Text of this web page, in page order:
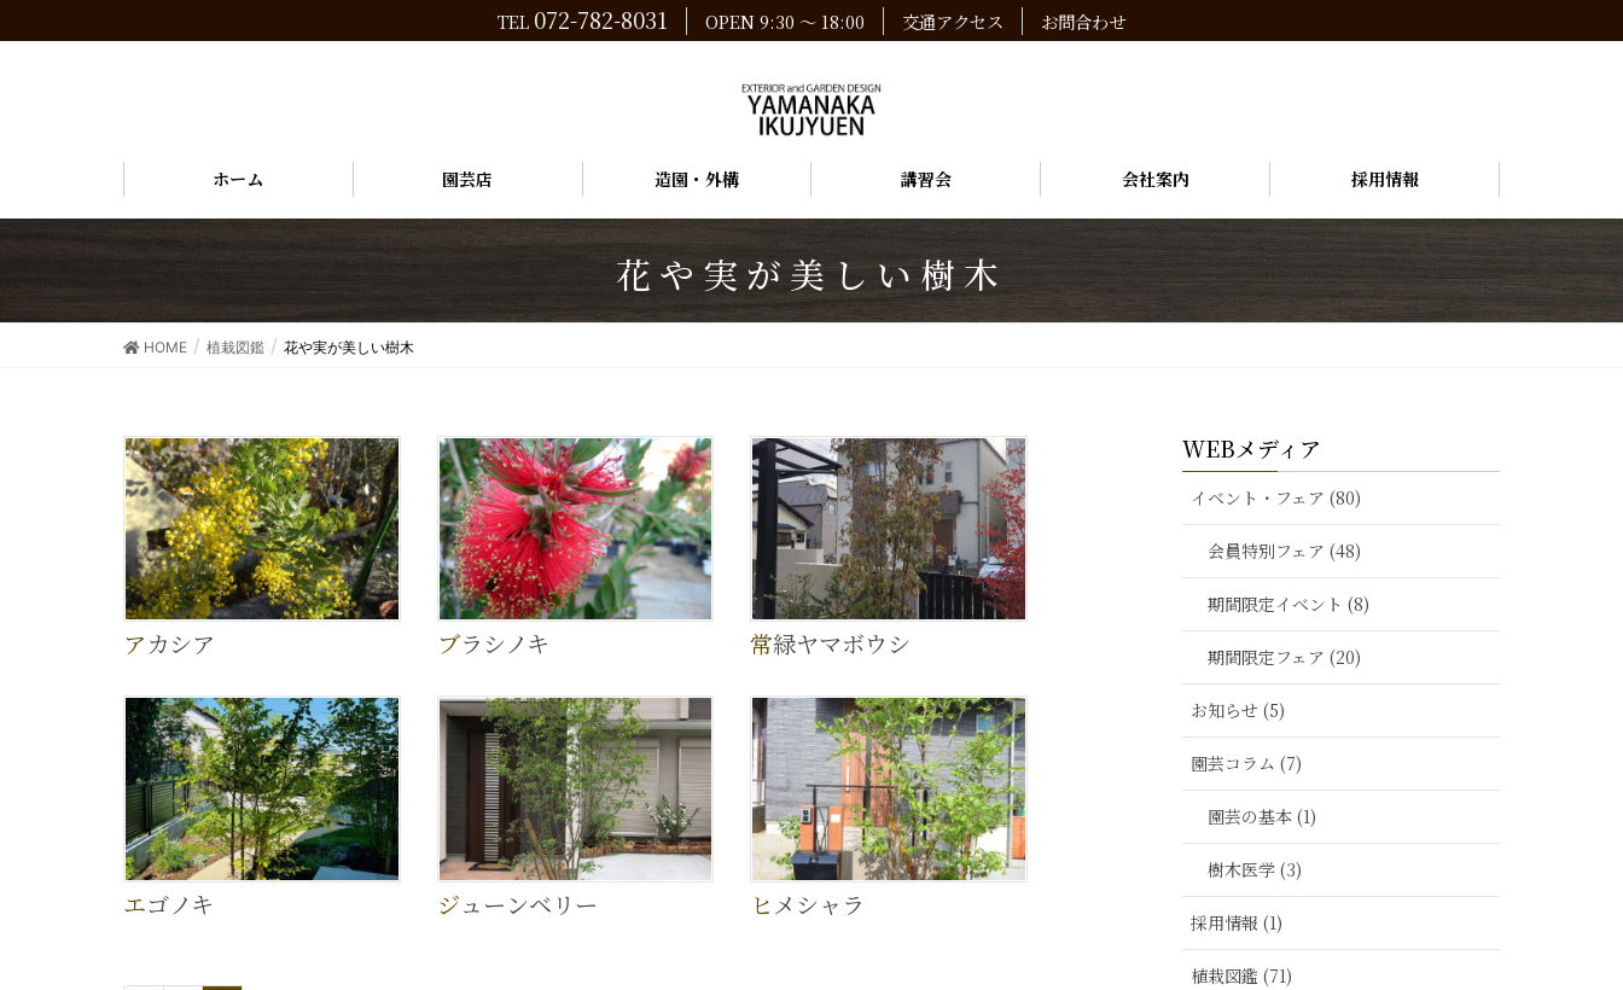
TEL 072-782-8031 OPEN 9:30 ～ 18:00 交通アクセス お問合わせ
ホーム 園芸店 造園・外構 講習会 会社案内 採用情報
花や実が美しい樹木
HOME 植栽図鑑 花や実が美しい樹木
アカシア ブラシノキ 常緑ヤマボウシ
エゴノキ ジューンベリー ヒメシャラ
WEBメディア
イベント・フェア (80)
会員特別フェア (48)
期間限定イベント (8)
期間限定フェア (20)
お知らせ (5)
園芸コラム (7)
園芸の基本 (1)
樹木医学 (3)
採用情報 (1)
植栽図鑑 (71)